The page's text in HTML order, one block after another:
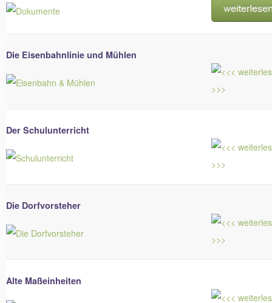
Die Eisenbahnlinie und Mühlen
Der Schulunterricht
Die Dorfvorsteher
Alte Maßeinheiten